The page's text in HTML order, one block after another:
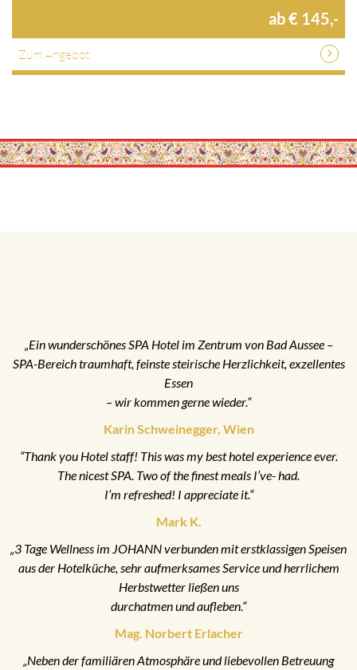
ab € 145,-
Zum Angebot
„Ein wunderschönes SPA Hotel im Zentrum von Bad Aussee –
SPA-Bereich traumhaft, feinste steirische Herzlichkeit, exzellentes
Essen
– wir kommen gerne wieder.“
Karin Schweinegger, Wien
“Thank you Hotel staff! This was my best hotel experience ever.
The nicest SPA. Two of the finest meals I’ve- had.
I’m refreshed! I appreciate it.“
Mark K.
„3 Tage Wellness im JOHANN verbunden mit erstklassigen Speisen
aus der Hotelküche, sehr aufmerksames Service und herrlichem
Herbstwetter ließen uns
durchatmen und aufleben.“
Mag. Norbert Erlacher
„Neben der familiären Atmosphäre und liebevollen Betreuung